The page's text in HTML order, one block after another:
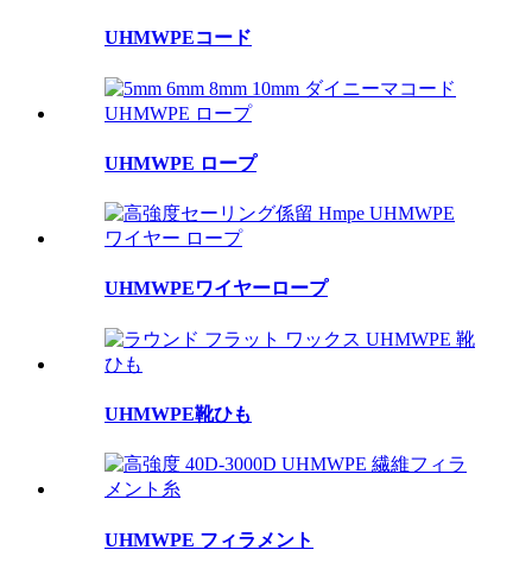
UHMWPEコード
UHMWPE ロープ
UHMWPEワイヤーロープ
UHMWPE靴ひも
UHMWPE フィラメント